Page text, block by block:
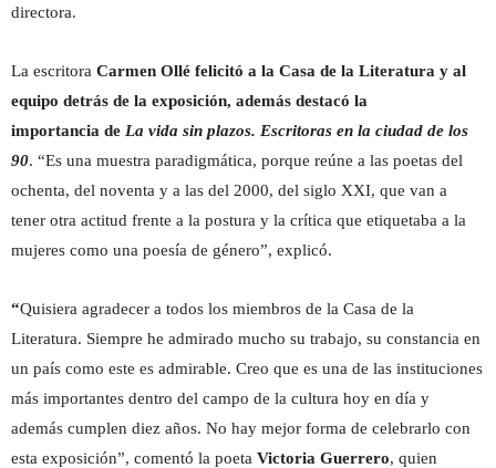
directora.
La escritora Carmen Ollé felicitó a la Casa de la Literatura y al
equipo detrás de la exposición, además destacó la
importancia de La vida sin plazos. Escritoras en la ciudad de los
90. “Es una muestra paradigmática, porque reúne a las poetas del
ochenta, del noventa y a las del 2000, del siglo XXI, que van a
tener otra actitud frente a la postura y la crítica que etiquetaba a la
mujeres como una poesía de género”, explicó.
“Quisiera agradecer a todos los miembros de la Casa de la
Literatura. Siempre he admirado mucho su trabajo, su constancia en
un país como este es admirable. Creo que es una de las instituciones
más importantes dentro del campo de la cultura hoy en día y
además cumplen diez años. No hay mejor forma de celebrarlo con
esta exposición”, comentó la poeta Victoria Guerrero, quien